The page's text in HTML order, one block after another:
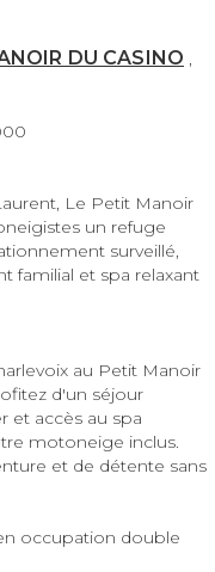
DU CASINO ,
Le Petit Manoir
un refuge
surveillé,
familial et spa relaxant
au Petit Manoir
d'un séjour
et accès au spa
motoneige inclus.
et de détente sans
occupation double